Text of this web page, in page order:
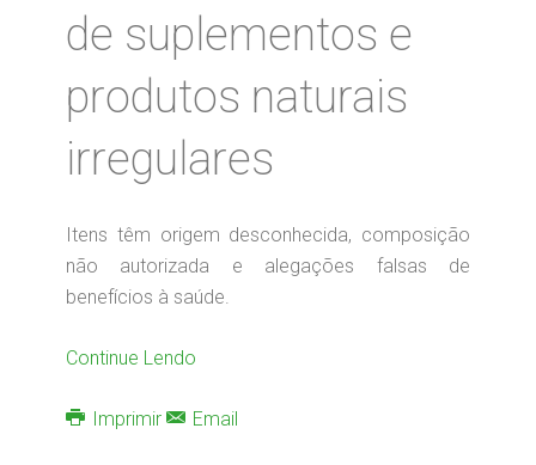
de suplementos e
produtos naturais
irregulares
Itens têm origem desconhecida, composição
não autorizada e alegações falsas de
benefícios à saúde.
Continue Lendo
Imprimir Email